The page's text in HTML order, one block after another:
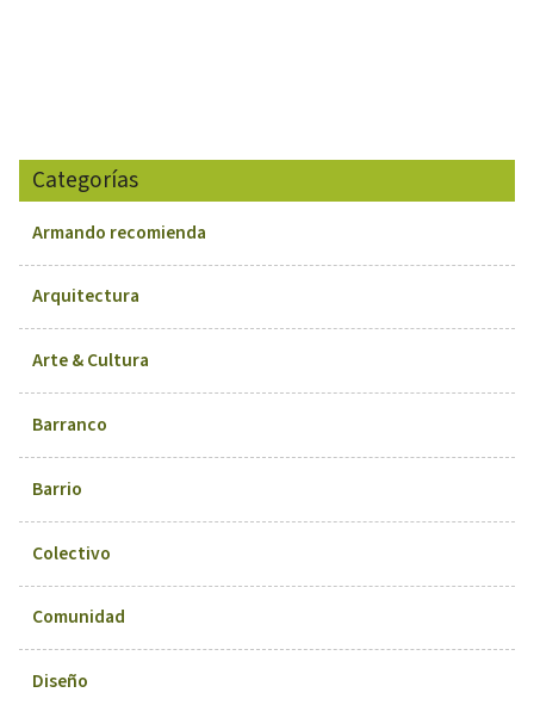
Categorías
Armando recomienda
Arquitectura
Arte & Cultura
Barranco
Barrio
Colectivo
Comunidad
Diseño